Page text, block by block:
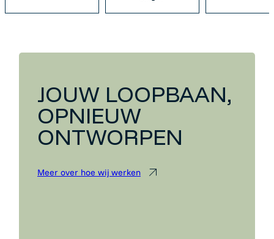
JOUW LOOPBAAN,
OPNIEUW
ONTWORPEN
Meer over hoe wij werken